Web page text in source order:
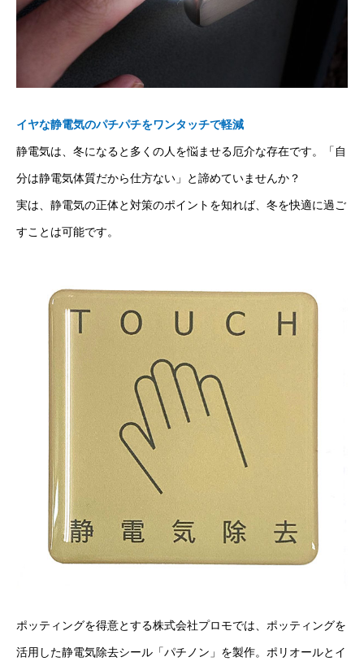
イヤな静電気のパチパチをワンタッチで軽減
静電気は、冬になると多くの人を悩ませる厄介な存在です。「自
分は静電気体質だから仕方ない」と諦めていませんか？
実は、静電気の正体と対策のポイントを知れば、冬を快適に過ご
すことは可能です。
ポッティングを得意とする株式会社プロモでは、ポッティングを
活用した静電気除去シール「パチノン」を製作。ポリオールとイ